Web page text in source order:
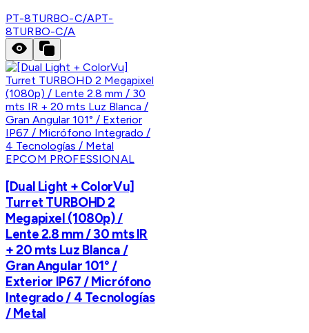
PT-8TURBO-C/APT-
8TURBO-C/A
EPCOM PROFESSIONAL
[Dual Light + ColorVu]
Turret TURBOHD 2
Megapixel (1080p) /
Lente 2.8 mm / 30 mts IR
+ 20 mts Luz Blanca /
Gran Angular 101° /
Exterior IP67 / Micrófono
Integrado / 4 Tecnologías
/ Metal